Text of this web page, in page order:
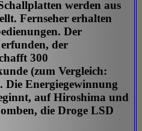
werden aus
Fernseher erhalten
Der
der
300
(zum Vergleich:
Energiegewinnung
auf Hiroshima und
die Droge LSD